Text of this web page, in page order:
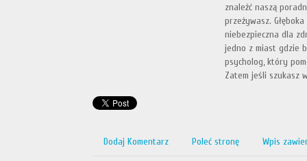
znaleźć naszą
przeżywasz.
niebezpieczna dla
jedno z miast gdzie
psycholog, który
Zatem jeśli szukasz
Dodaj Komentarz Poleć stronę Wpis